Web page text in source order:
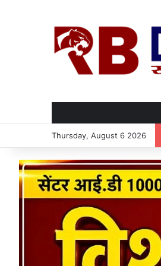
Thursday, August 6 2026